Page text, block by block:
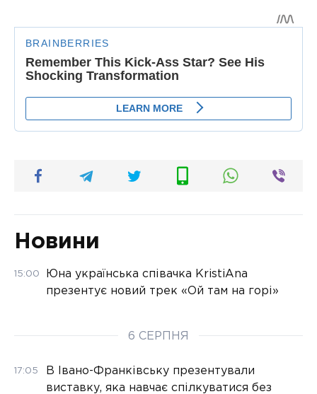
Новини
15:00
Юна українська співачка KristiAna
презентує новий трек «Ой там на горі»
6 СЕРПНЯ
17:05
В Івано-Франківську презентували
виставку, яка навчає спілкуватися без